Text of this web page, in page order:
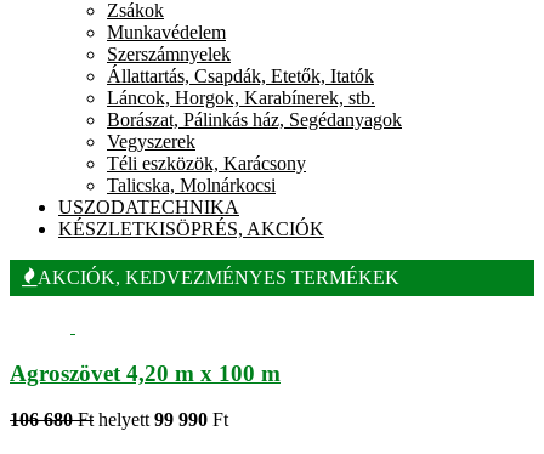
Zsákok
Munkavédelem
Szerszámnyelek
Állattartás, Csapdák, Etetők, Itatók
Láncok, Horgok, Karabínerek, stb.
Borászat, Pálinkás ház, Segédanyagok
Vegyszerek
Téli eszközök, Karácsony
Talicska, Molnárkocsi
USZODATECHNIKA
KÉSZLETKISÖPRÉS, AKCIÓK
AKCIÓK, KEDVEZMÉNYES TERMÉKEK
Agroszövet 4,20 m x 100 m
106 680 Ft helyett 99 990 Ft